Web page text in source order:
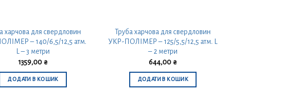
харчова для свердловин
– 140/6,5/12,5 атм.
L – 3 метри
1359,00 ₴
ДОДАТИ В КОШИК
Труба харчова для свердловин
УКР-ПОЛІМЕР – 125/5,5/12,5 атм. L
– 2 метри
644,00 ₴
ДОДАТИ В КОШИК